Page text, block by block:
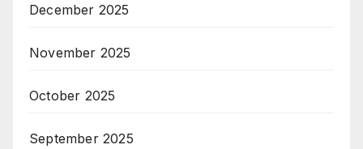
December 2025
November 2025
October 2025
September 2025